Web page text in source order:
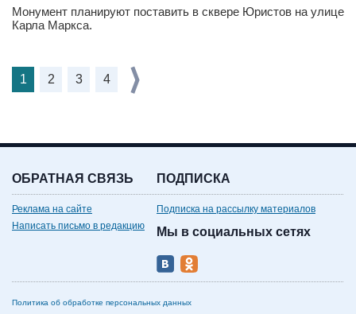
Монумент планируют поставить в сквере Юристов на улице
Карла Маркса.
1 2 3 4
ОБРАТНАЯ СВЯЗЬ
Реклама на сайте
Написать письмо в редакцию
ПОДПИСКА
Подписка на рассылку материалов
Мы в социальных сетях
Политика об обработке персональных данных